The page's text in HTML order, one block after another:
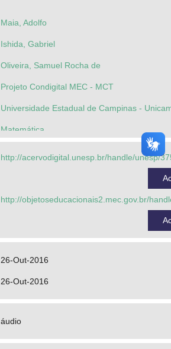
Maia, Adolfo
Ishida, Gabriel
Oliveira, Samuel Rocha de
Projeto Condigital MEC - MCT
Universidade Estadual de Campinas -
Matemática
http://acervodigital.unesp.br/handle/unesp/
http://objetoseducacionais2.mec.gov.br/
26-Out-2016
26-Out-2016
áudio